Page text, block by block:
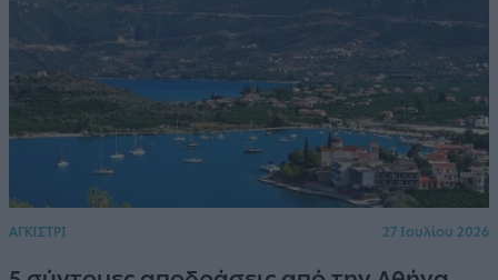
ΑΓΚΙΣΤΡΙ 27 Ιουλίου 2026